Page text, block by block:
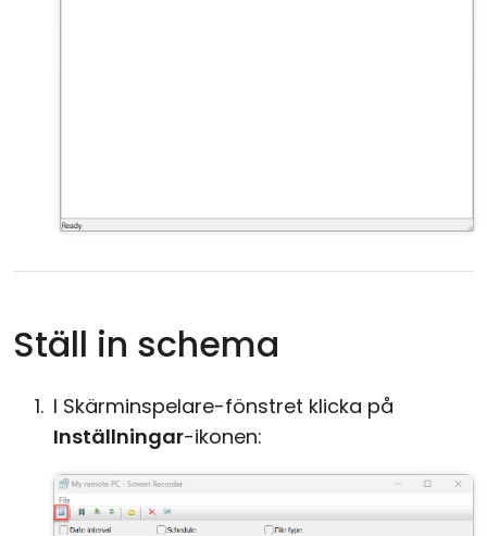
Ställ in schema
I Skärminspelare-fönstret klicka på
Inställningar-ikonen: